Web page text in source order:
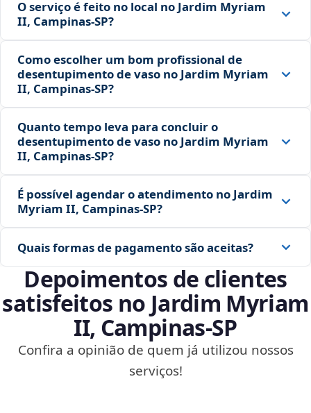
O serviço é feito no local no Jardim Myriam
II, Campinas‑SP?
Como escolher um bom profissional de
desentupimento de vaso no Jardim Myriam
II, Campinas‑SP?
Quanto tempo leva para concluir o
desentupimento de vaso no Jardim Myriam
II, Campinas‑SP?
É possível agendar o atendimento no Jardim
Myriam II, Campinas‑SP?
Quais formas de pagamento são aceitas?
Depoimentos de clientes
satisfeitos no Jardim Myriam
II, Campinas‑SP
Confira a opinião de quem já utilizou nossos
serviços!